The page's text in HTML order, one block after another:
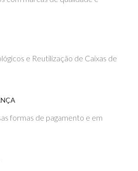
e Reutilização de Caixas de
formas de pagamento e em